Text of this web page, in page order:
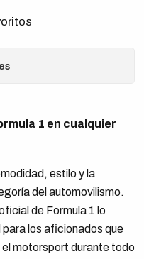
1 en cualquier
estilo y la
del automovilismo.
de Formula 1 lo
los aficionados que
motorsport durante todo